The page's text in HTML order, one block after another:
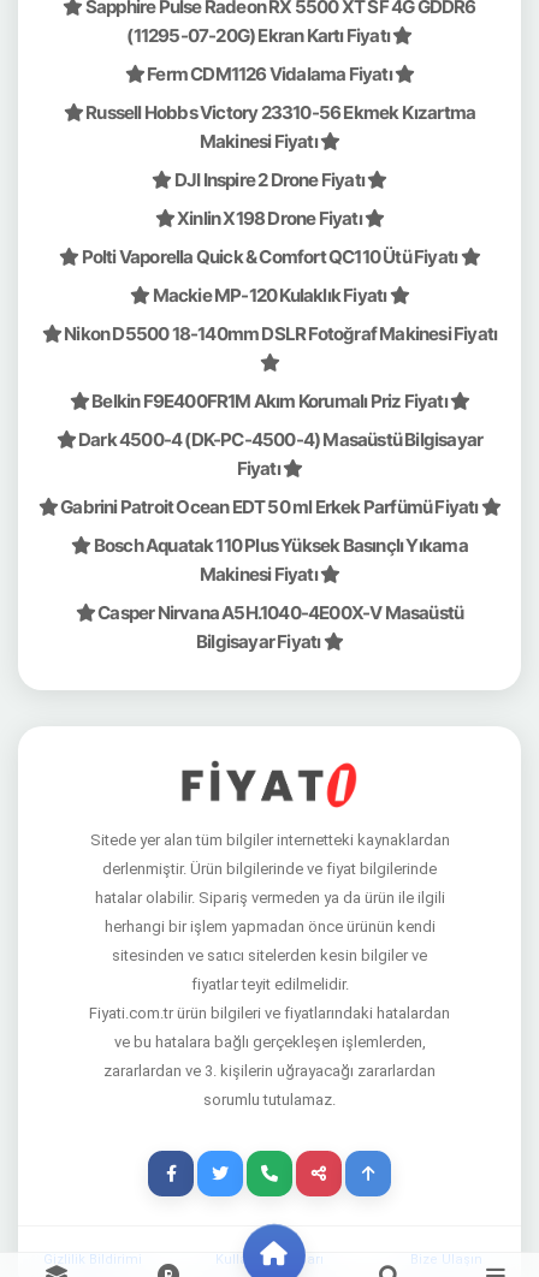
Sapphire Pulse Radeon RX 5500 XT SF 4G GDDR6
(11295-07-20G) Ekran Kartı Fiyatı
Ferm CDM1126 Vidalama Fiyatı
Russell Hobbs Victory 23310-56 Ekmek Kızartma
Makinesi Fiyatı
DJI Inspire 2 Drone Fiyatı
Xinlin X198 Drone Fiyatı
Polti Vaporella Quick & Comfort QC110 Ütü Fiyatı
Mackie MP-120 Kulaklık Fiyatı
Nikon D5500 18-140mm DSLR Fotoğraf Makinesi Fiyatı
Belkin F9E400FR1M Akım Korumalı Priz Fiyatı
Dark 4500-4 (DK-PC-4500-4) Masaüstü Bilgisayar
Fiyatı
Gabrini Patroit Ocean EDT 50 ml Erkek Parfümü Fiyatı
Bosch Aquatak 110 Plus Yüksek Basınçlı Yıkama
Makinesi Fiyatı
Casper Nirvana A5H.1040-4E00X-V Masaüstü
Bilgisayar Fiyatı
Sitede yer alan tüm bilgiler internetteki kaynaklardan
derlenmiştir. Ürün bilgilerinde ve fiyat bilgilerinde
hatalar olabilir. Sipariş vermeden ya da ürün ile ilgili
herhangi bir işlem yapmadan önce ürünün kendi
sitesinden ve satıcı sitelerden kesin bilgiler ve
fiyatlar teyit edilmelidir.
Fiyati.com.tr ürün bilgileri ve fiyatlarındaki hatalardan
ve bu hatalara bağlı gerçekleşen işlemlerden,
zararlardan ve 3. kişilerin uğrayacağı zararlardan
sorumlu tutulamaz.
Gizlilik Bildirimi Kullanım Şartları Bize Ulaşın